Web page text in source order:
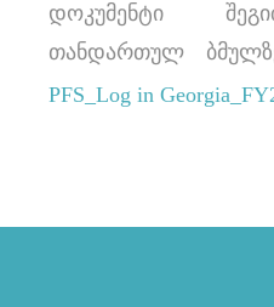
დოკუმენტი
თანდართულ
PFS_Log in